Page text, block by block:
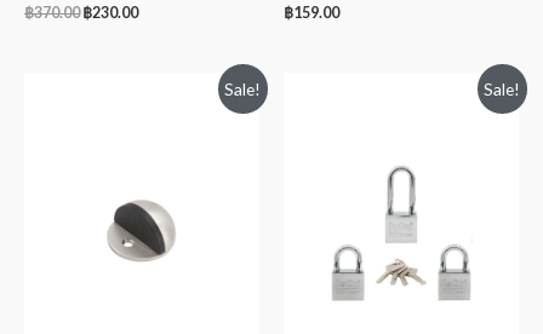
฿370.00 ฿230.00 ฿159.00
Sale! Sale!